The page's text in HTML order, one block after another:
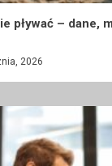
pływać – dane,
2026